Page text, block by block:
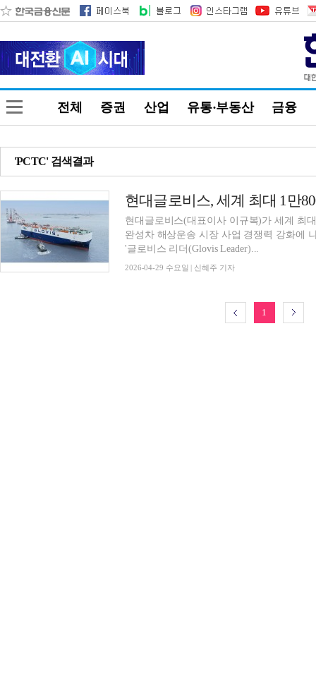
전체 증권 산업 유통·부동산 금융
'PCTC' 검색결과
현대글로비스, 세계 최대 1만
현대글로비스(대표이사 이규복)가 세계 최
완성차 해상운송 시장 사업 경쟁력 강화에
'글로비스 리더(Glovis Leader)...
2026-04-29 수요일 | 신혜주 기자
1